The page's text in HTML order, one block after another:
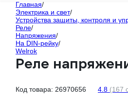
Главная/
Электрика и свет/
Устройства защиты, контроля и
Реле/
Напряжения/
На DIN-рейку/
Welrok
Реле
Код товара: 26970656 4.8 (167